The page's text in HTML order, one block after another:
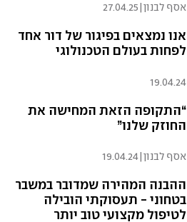
אסף לבנון|
27.04.25
אנו נמצאים בפיגור של דור אחד
לפחות בעולם הטכנולוגי
19.04.24
“התקופה הזאת המחישה את
החוזק שלנו”
אסף לבנון|
19.04.24
ההבנה המהירה שמדובר במשבר
בטחוני - תעסוקתי הובילה
לטיפול מקצועי טוב יותר